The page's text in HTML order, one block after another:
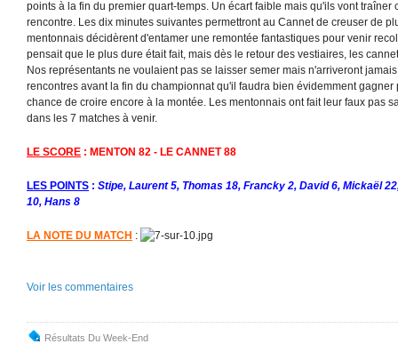
points à la fin du premier quart-temps. Un écart faible mais qu'ils vont traîner
rencontre. Les dix minutes suivantes permettront au Cannet de creuser de
mentonnais décidèrent d'entamer une remontée fantastiques pour venir
pensait que le plus dure était fait, mais dès le retour des vestiaires, les
Nos représentants ne voulaient pas se laisser semer mais n'arriveront
rencontres avant la fin du championnat qu'il faudra bien évidemment
chance de croire encore à la montée. Les mentonnais ont fait leur faux pas
dans les 7 matches à venir.
LE SCORE : MENTON 82 - LE CANNET 88
LES POINTS : Stipe, Laurent 5, Thomas 18, Francky 2, David 6, Mickaël
10, Hans 8
LA NOTE DU MATCH :
Voir les commentaires
Résultats Du Week-End